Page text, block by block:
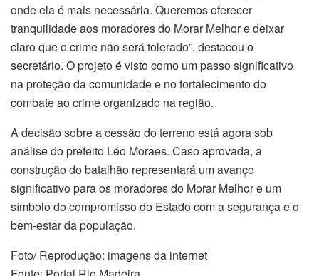
onde ela é mais necessária. Queremos oferecer
tranquilidade aos moradores do Morar Melhor e deixar
claro que o crime não será tolerado”, destacou o
secretário. O projeto é visto como um passo significativo
na proteção da comunidade e no fortalecimento do
combate ao crime organizado na região.
A decisão sobre a cessão do terreno está agora sob
análise do prefeito Léo Moraes. Caso aprovada, a
construção do batalhão representará um avanço
significativo para os moradores do Morar Melhor e um
símbolo do compromisso do Estado com a segurança e o
bem-estar da população.
Foto/ Reprodução: imagens da internet